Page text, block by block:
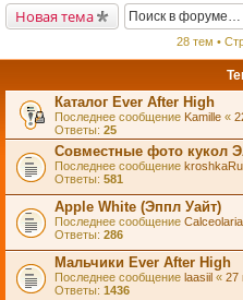
Новая тема
28 тем •
Каталог Ever After High
Последнее сообщение Kamille «
Ответы: 25
Совместные фото кукол
Последнее сообщение kroshkaRu
Ответы: 581
Apple White (Эппл Уайт)
Последнее сообщение Calceolaria
Ответы: 286
Мальчики Ever After High
Последнее сообщение laasiil « 27
Ответы: 1436